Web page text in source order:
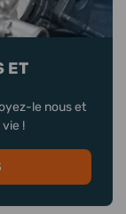
ET
le nous et
!